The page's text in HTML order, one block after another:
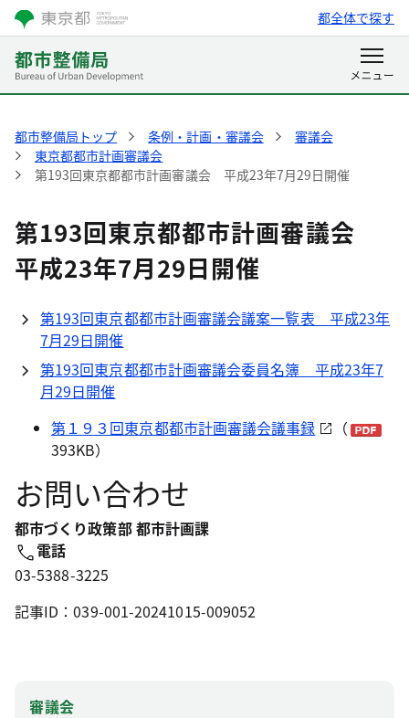
都全体で探す
都市整備局トップ 条例・計画・審議会
審議会
東京都都市計画審議会
第193回東京都都市計画審議会 平成23年7月29日開催
第193回東京都都市計画審議会
平成23年7月29日開催
第193回東京都都市計画審議会議案一覧表 平成23年
7月29日開催
第193回東京都都市計画審議会委員名簿 平成23年7
月29日開催
第１９３回東京都都市計画審議会議事録
（
393KB）
お問い合わせ
都市づくり政策部 都市計画課
電話
03-5388-3225
記事ID：039-001-20241015-009052
審議会